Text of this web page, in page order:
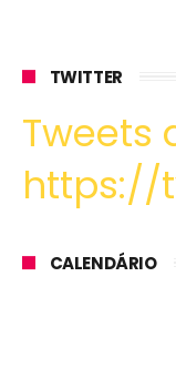
TWITTER
Tweets
https://
CALENDÁRIO